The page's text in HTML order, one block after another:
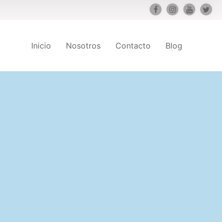
Inicio Nosotros Contacto Blog